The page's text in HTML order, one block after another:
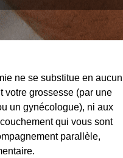
ne se substitue en aucun
votre grossesse (par une
un gynécologue), ni aux
qui vous sont
parallèle,